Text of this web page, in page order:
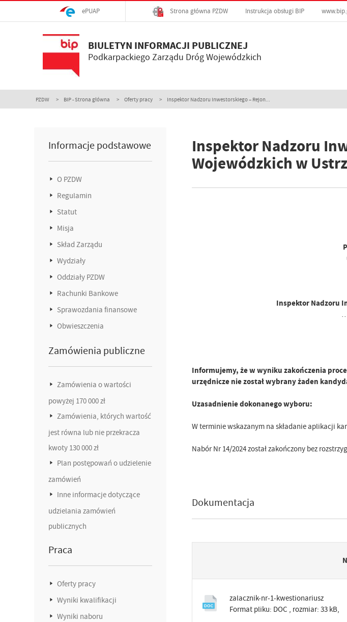
ePUAP Strona główna PZDW Instrukcja obsługi BIP
BIULETYN INFORMACJI PUBLICZNEJ
Podkarpackiego Zarządu Dróg Wojewódzkich
PZDW BIP - Strona główna Oferty pracy Inspektor Nadzoru Inwestorskiego – Rejon...
Informacje podstawowe
O PZDW
Regulamin
Statut
Misja
Skład Zarządu
Wydziały
Oddziały PZDW
Rachunki Bankowe
Sprawozdania finansowe
Obwieszczenia
Zamówienia publiczne
Zamówienia o wartości
powyżej 170 000 zł
Zamówienia, których wartość
jest równa lub nie przekracza
kwoty 130 000 zł
Plan postępowań o udzielenie
zamówień
Inne informacje dotyczące
udzielania zamówień
publicznych
Praca
Oferty pracy
Wyniki kwalifikacji
Wyniki naboru
Inspektor Nadzoru
Wojewódzkich w
Inspektor Nadzoru
Informujemy, że w wyniku zakończenia
urzędnicze nie został wybrany żaden
Uzasadnienie dokonanego wyboru:
W terminie wskazanym na składanie aplikacji
Nabór Nr 14/2024 został zakończony bez
Dokumentacja
zalacznik-nr-1-kwestionariusz
Format pliku: DOC , rozmiar: 33 kB,